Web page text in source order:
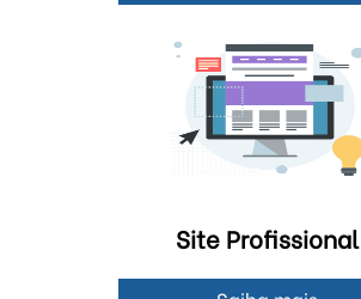
Site Profissional